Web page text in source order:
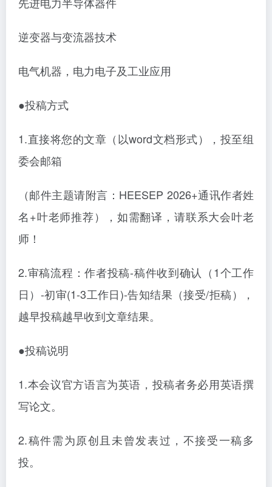
逆变器与变流器技术
电气机器，电力电子及工业应用
●投稿方式
1.直接将您的文章（以word文档形式），投至组
委会邮箱
（邮件主题请附言：HEESEP 2026+通讯作者姓
名+叶老师推荐），如需翻译，请联系大会叶老
师！
2.审稿流程：作者投稿-稿件收到确认（1个工作
日）-初审(1-3工作日)-告知结果（接受/拒稿），
越早投稿越早收到文章结果。
●投稿说明
1.本会议官方语言为英语，投稿者务必用英语撰
写论文。
2.稿件需为原创且未曾发表过，不接受一稿多
投。